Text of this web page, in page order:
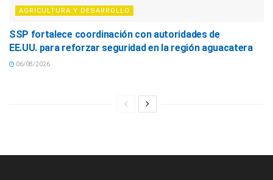
AGRICULTURA Y DESARROLLO
SSP fortalece coordinación con autoridades de
EE.UU. para reforzar seguridad en la región aguacatera
06/08/2026